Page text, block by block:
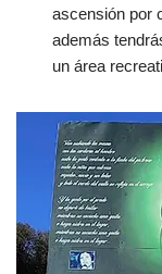
ascensión por
además
un área